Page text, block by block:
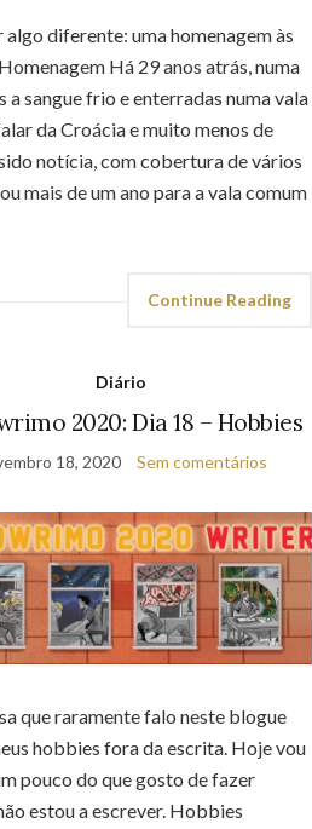
diferente: uma homenagem às
Há 29 anos atrás, numa
a sangue frio e enterradas numa vala
da Croácia e muito menos de
notícia, com cobertura de vários
mais de um ano para a vala comum
Continue Reading
Diário
2020: Dia 18 – Hobbies
18, 2020 Sem comentários
que raramente falo neste blogue
hobbies fora da escrita. Hoje vou
pouco do que gosto de fazer
estou a escrever. Hobbies